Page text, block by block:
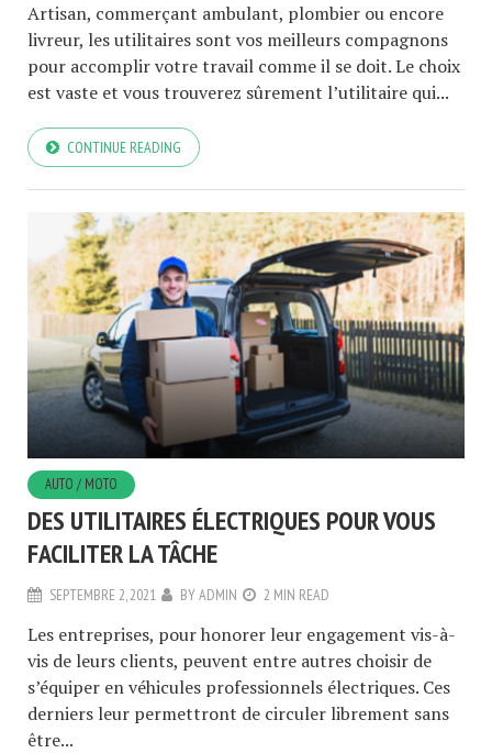
Artisan, commerçant ambulant, plombier ou encore
livreur, les utilitaires sont vos meilleurs compagnons
pour accomplir votre travail comme il se doit. Le choix
est vaste et vous trouverez sûrement l’utilitaire qui...
CONTINUE READING
AUTO / MOTO
DES UTILITAIRES ÉLECTRIQUES POUR VOUS
FACILITER LA TÂCHE
SEPTEMBRE 2, 2021 BYADMIN 2 MIN READ
Les entreprises, pour honorer leur engagement vis-à-
vis de leurs clients, peuvent entre autres choisir de
s’équiper en véhicules professionnels électriques. Ces
derniers leur permettront de circuler librement sans
être...